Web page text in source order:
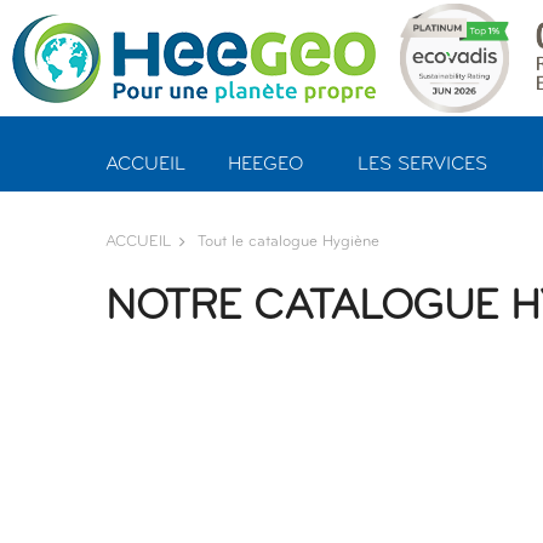
ACCUEIL HEEGEO LES SERVICES
ACCUEIL Tout le catalogue Hygiène
NOTRE CATALOGUE
Panneau de gestion des cookies